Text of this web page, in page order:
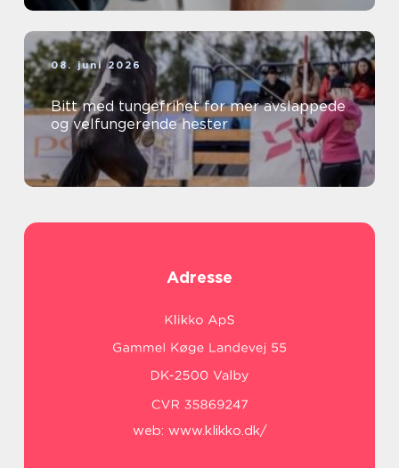
08. juni 2026
Bitt med tungefrihet for mer avslappede
og velfungerende hester
Adresse
web: www.klikko.dk/